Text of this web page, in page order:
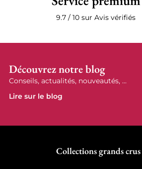
9.7 / 10 sur Avis vérifiés
Découvrez notre blog
Conseils, actualités, nouveautés, ...
Lire sur le blog
Collections grands crus